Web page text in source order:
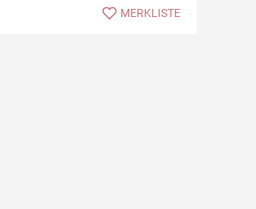
MERKLISTE